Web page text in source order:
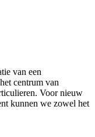
van een
centrum van
Voor nieuw
kunnen we zowel het